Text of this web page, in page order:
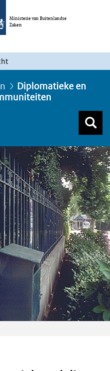
Ministerie van Buitenlandse
Zaken
Diplomatieke en